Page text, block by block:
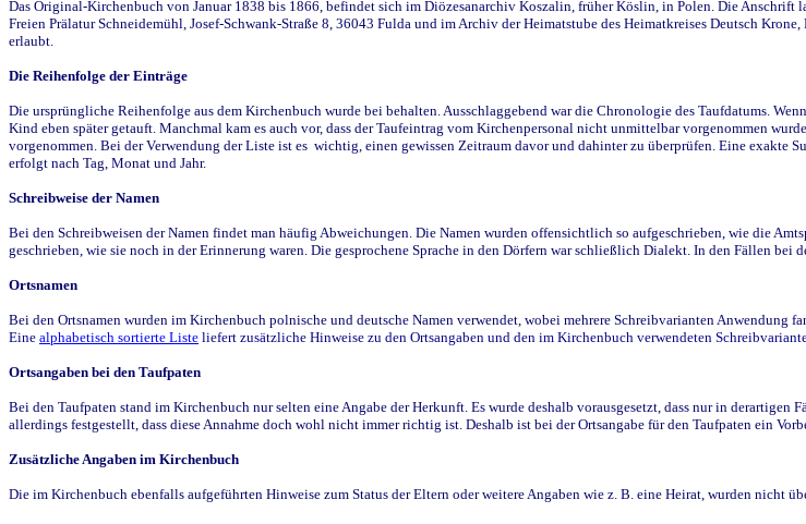
Das Original-Kirchenbuch von Januar 1838 bis 1866, befindet sich im Diözesanarchiv Koszalin, früher Köslin, in Polen. Die
Freien Prälatur Schneidemühl, Josef-Schwank-Straße 8, 36043 Fulda und im Archiv der Heimatstube des Heimatkreises Deutsch
erlaubt.
Die Reihenfolge der Einträge
Die ursprüngliche Reihenfolge aus dem Kirchenbuch wurde bei behalten. Ausschlaggebend war die Chronologie des Taufdatums.
Kind eben später getauft. Manchmal kam es auch vor, dass der Taufeintrag vom Kirchenpersonal nicht unmittelbar vorgenommen
vorgenommen. Bei der Verwendung der Liste ist es wichtig, einen gewissen Zeitraum davor und dahinter zu überprüfen. Eine exakte
erfolgt nach Tag, Monat und Jahr.
Schreibweise der Namen
Bei den Schreibweisen der Namen findet man häufig Abweichungen. Die Namen wurden offensichtlich so aufgeschrieben, wie die
geschrieben, wie sie noch in der Erinnerung waren. Die gesprochene Sprache in den Dörfern war schließlich Dialekt. In den Fällen
Ortsnamen
Bei den Ortsnamen wurden im Kirchenbuch polnische und deutsche Namen verwendet, wobei mehrere Schreibvarianten Anwendung
Eine alphabetisch sortierte Liste liefert zusätzliche Hinweise zu den Ortsangaben und den im Kirchenbuch verwendeten
Ortsangaben bei den Taufpaten
Bei den Taufpaten stand im Kirchenbuch nur selten eine Angabe der Herkunft. Es wurde deshalb vorausgesetzt, dass nur in
allerdings festgestellt, dass diese Annahme doch wohl nicht immer richtig ist. Deshalb ist bei der Ortsangabe für den Taufpaten ein
Zusätzliche Angaben im Kirchenbuch
Die im Kirchenbuch ebenfalls aufgeführten Hinweise zum Status der Eltern oder weitere Angaben wie z. B. eine Heirat, wurden nicht